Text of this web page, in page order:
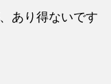
あり得ないです